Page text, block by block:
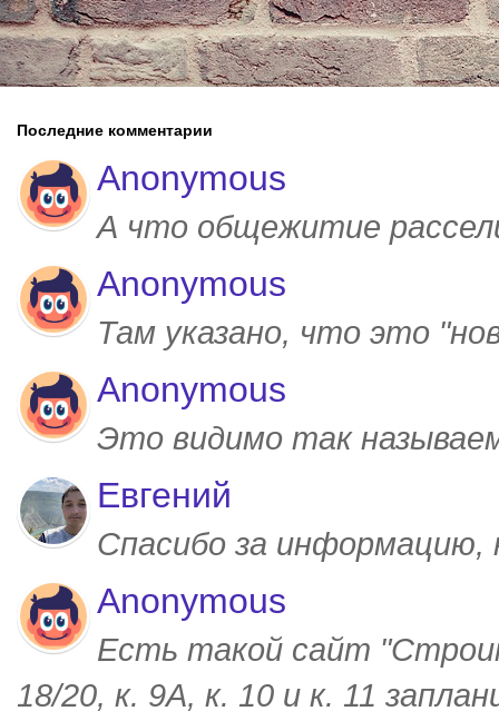
Последние комментарии
Anonymous
А что общежитие
Anonymous
Там указано, что это
Anonymous
Это видимо так
Евгений
Спасибо за
Anonymous
Есть такой сайт
18/20, к. 9А, к. 10 и к. 11